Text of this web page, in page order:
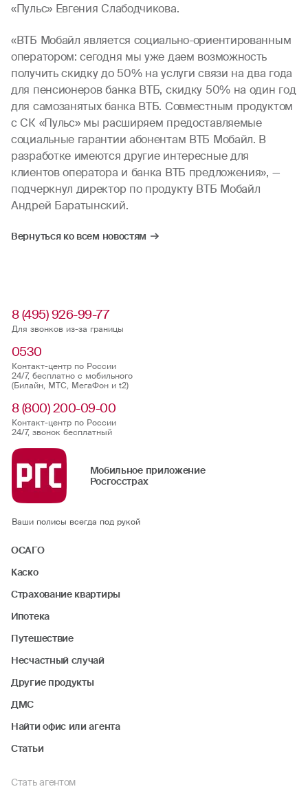
«Пульс» Евгения Слабодчикова.
«ВТБ Мобайл является социально-ориентированным
оператором: сегодня мы уже даем возможность
получить скидку до 50% на услуги связи на два года
для пенсионеров банка ВТБ, скидку 50% на один год
для самозанятых банка ВТБ. Совместным продуктом
с СК «Пульс» мы расширяем предоставляемые
социальные гарантии абонентам ВТБ Мобайл. В
разработке имеются другие интересные для
клиентов оператора и банка ВТБ предложения», —
подчеркнул директор по продукту ВТБ Мобайл
Андрей Баратынский.
Вернуться ко всем новостям
8 (495) 926-99-77
Для звонков из-за границы
0530
Контакт-центр по России
24/7, бесплатно с мобильного
(Билайн, МТС, МегаФон и t2)
8 (800) 200-09-00
Контакт-центр по России
24/7, звонок бесплатный
Мобильное приложение
Росгосстрах
Ваши полисы всегда под рукой
ОСАГО
Каско
Страхование квартиры
Ипотека
Путешествие
Несчастный случай
Другие продукты
ДМС
Найти офис или агента
Статьи
Стать агентом